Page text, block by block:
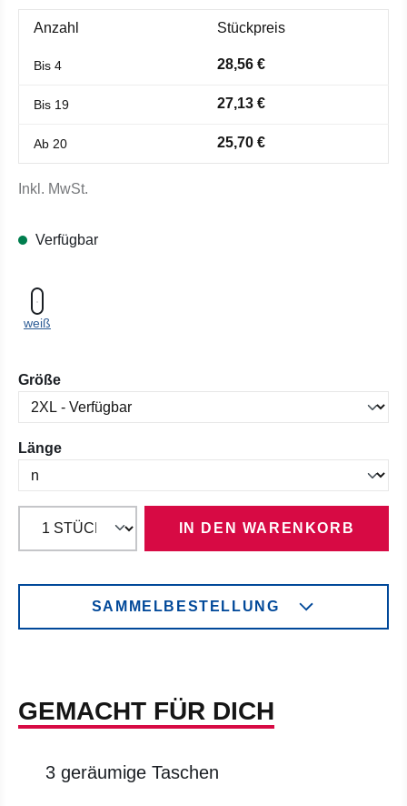
Anzahl Stückpreis
Bis 4 28,56 €
Bis 19 27,13 €
Ab 20 25,70 €
Inkl. MwSt.
Verfügbar
weiß
Größeauswählen
Längeauswählen
IN DEN WARENKORB
SAMMELBESTELLUNG
GEMACHT FÜR DICH
3 geräumige Taschen